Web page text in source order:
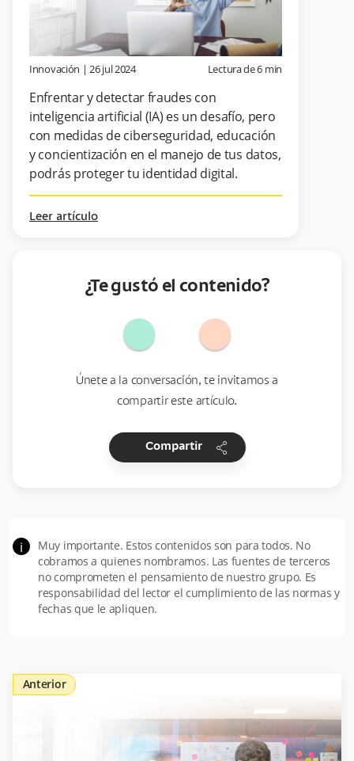
Innovación | 26 jul 2024 Lectura de6 min
Enfrentar y detectar fraudes con
inteligencia artificial (IA) es un desafío, pero
con medidas de ciberseguridad, educación
y concientización en el manejo de tus datos,
podrás proteger tu identidad digital.
Leer artículo
¿Te gustó el contenido?
Únete a la conversación, te invitamos a
compartir este artículo.
Compartir share
i
Muy importante. Estos contenidos son para todos. No
cobramos a quienes nombramos. Las fuentes de terceros
no comprometen el pensamiento de nuestro grupo. Es
responsabilidad del lector el cumplimiento de las normas y
fechas que le apliquen.
Anterior